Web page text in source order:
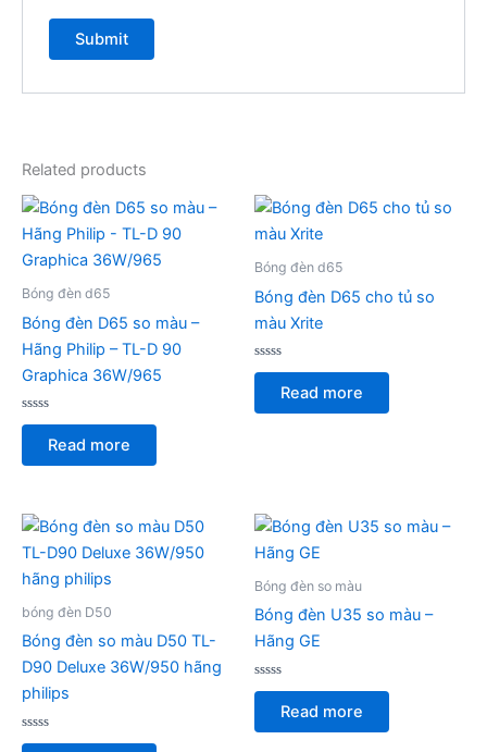
Related products
Bóng đèn d65
Bóng đèn D65 so màu –
Hãng Philip – TL-D 90
Graphica 36W/965
Rated
of
Read more
Bóng đèn d65
Bóng đèn D65 cho tủ so
màu Xrite
Rated
of
Read more
bóng đèn D50
Bóng đèn so màu D50 TL-
D90 Deluxe 36W/950 hãng
philips
Rated
Bóng đèn so màu
Bóng đèn U35 so màu –
Hãng GE
Rated
of
Read more